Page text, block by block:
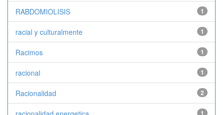
RABDOMIOLISIS 1
racial y culturalmente 1
Racimos 1
racional 1
Racionalidad 2
1